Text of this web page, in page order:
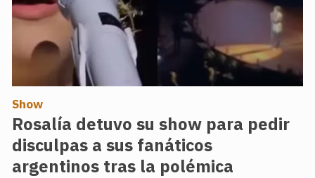
Rosalía detuvo su show para pedir
disculpas a sus fanáticos
argentinos tras la polémica
Show